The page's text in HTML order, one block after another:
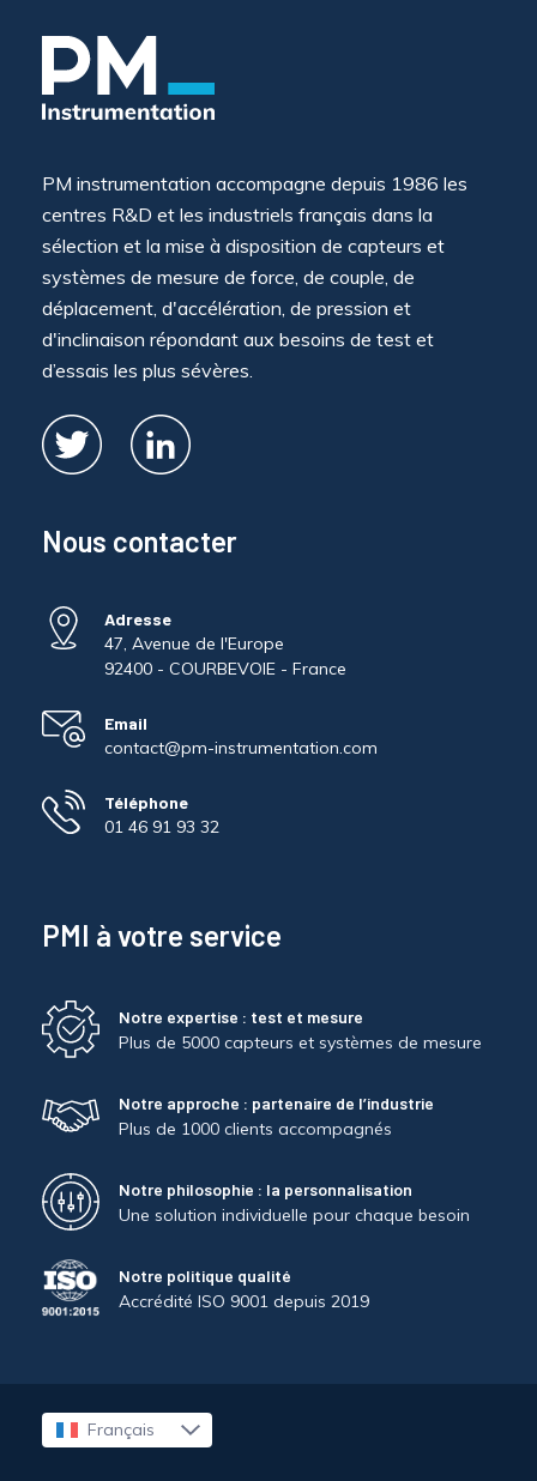
PM instrumentation accompagne depuis 1986 les
centres R&D et les industriels français dans la
sélection et la mise à disposition de capteurs et
systèmes de mesure de force, de couple, de
déplacement, d'accélération, de pression et
d'inclinaison répondant aux besoins de test et
d’essais les plus sévères.
Nous contacter
Adresse
47, Avenue de l'Europe
92400 - COURBEVOIE - France
Email
contact@pm-instrumentation.com
Téléphone
01 46 91 93 32
PMI à votre service
Notre expertise : test et mesure
Plus de 5000 capteurs et systèmes de mesure
Notre approche : partenaire de l’industrie
Plus de 1000 clients accompagnés
Notre philosophie : la personnalisation
Une solution individuelle pour chaque besoin
Notre politique qualité
Accrédité ISO 9001 depuis 2019
Français
English